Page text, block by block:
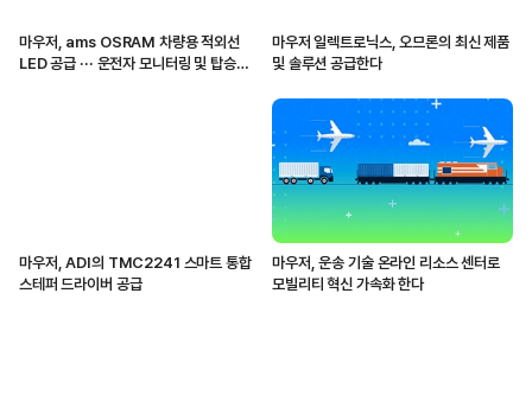
마우저, ams OSRAM 차량용 적외선
LED 공급 ··· 운전자 모니터링 및 탑승자
마우저 일렉트로닉스, 오므론의 최신 제품
및 솔루션 공급한다
마우저, ADI의 TMC2241 스마트 통합
스테퍼 드라이버 공급
마우저, 운송 기술 온라인 리소스 센터로
모빌리티 혁신 가속화 한다